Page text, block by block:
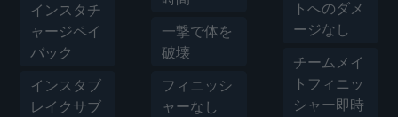
インスタチ
ャージペイ
バック
インスタブ
レイクサブ
一撃で体を
破壊
フィニッシ
ャーなし
トへのダメ
ージなし
チームメイ
トフィニッ
シャー即時